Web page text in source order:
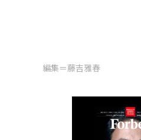
編集＝藤吉雅春